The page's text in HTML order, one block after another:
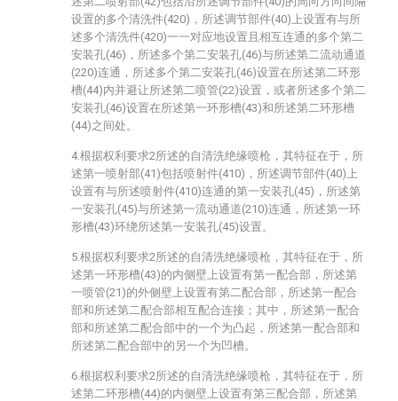
设置的多个清洗件(420)，所述调节部件(40)上设置有与所
述多个清洗件(420)一一对应地设置且相互连通的多个第二
安装孔(46)，所述多个第二安装孔(46)与所述第二流动通道
(220)连通，所述多个第二安装孔(46)设置在所述第二环形
槽(44)内并避让所述第二喷管(22)设置，或者所述多个第二
安装孔(46)设置在所述第一环形槽(43)和所述第二环形槽
(44)之间处。
4.根据权利要求2所述的自清洗绝缘喷枪，其特征在于，所
述第一喷射部(41)包括喷射件(410)，所述调节部件(40)上
设置有与所述喷射件(410)连通的第一安装孔(45)，所述第
一安装孔(45)与所述第一流动通道(210)连通，所述第一环
形槽(43)环绕所述第一安装孔(45)设置。
5.根据权利要求2所述的自清洗绝缘喷枪，其特征在于，所
述第一环形槽(43)的内侧壁上设置有第一配合部，所述第
一喷管(21)的外侧壁上设置有第二配合部，所述第一配合
部和所述第二配合部相互配合连接；其中，所述第一配合
部和所述第二配合部中的一个为凸起，所述第一配合部和
所述第二配合部中的另一个为凹槽。
6.根据权利要求2所述的自清洗绝缘喷枪，其特征在于，所
述第二环形槽(44)的内侧壁上设置有第三配合部，所述第